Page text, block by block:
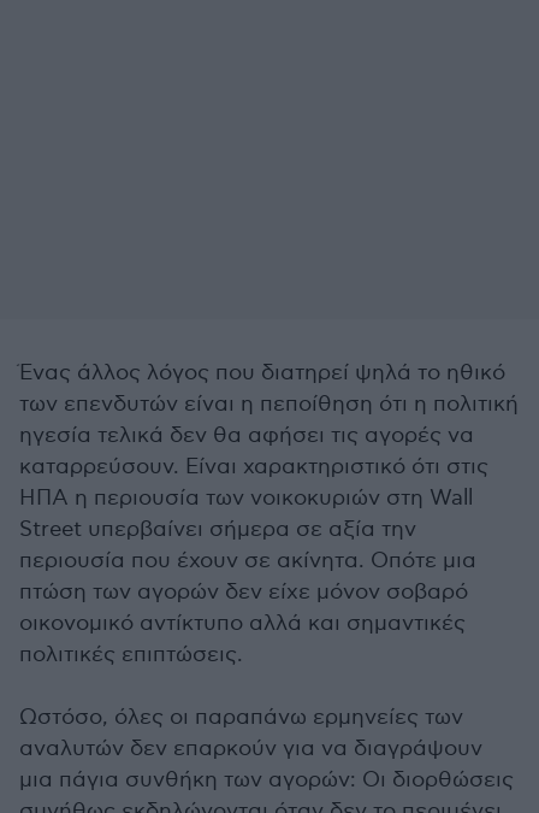
Ένας άλλος λόγος που διατηρεί ψηλά το ηθικό
των επενδυτών είναι η πεποίθηση ότι η πολιτική
ηγεσία τελικά δεν θα αφήσει τις αγορές να
καταρρεύσουν. Είναι χαρακτηριστικό ότι στις
ΗΠΑ η περιουσία των νοικοκυριών στη Wall
Street υπερβαίνει σήμερα σε αξία την
περιουσία που έχουν σε ακίνητα. Οπότε μια
πτώση των αγορών δεν είχε μόνον σοβαρό
οικονομικό αντίκτυπο αλλά και σημαντικές
πολιτικές επιπτώσεις.
Ωστόσο, όλες οι παραπάνω ερμηνείες των
αναλυτών δεν επαρκούν για να διαγράψουν
μια πάγια συνθήκη των αγορών: Οι διορθώσεις